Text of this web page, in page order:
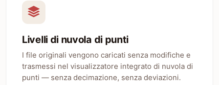
Livelli di nuvola di punti
I file originali vengono caricati senza modifiche e
trasmessi nel visualizzatore integrato di nuvola di
punti — senza decimazione, senza deviazioni.